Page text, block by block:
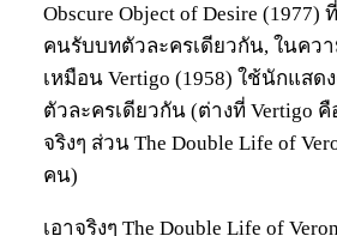
Obscure Object of Desire
คนรับบทตัวละครเดียวกัน, ในคว
เหมือน Vertigo (1958) ใช้นักแสด
ตัวละครเดียวกัน (ต่างที่ Vertigo
จริงๆ ส่วน The Double Life of
คน)
เอาจริงๆ The Double Life of